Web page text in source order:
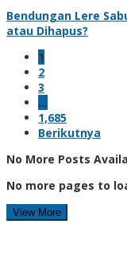
Bendungan Lere
atau Dihapus?
1
2
3
…
1,685
Berikutnya
No More Posts
No more pages to
View More